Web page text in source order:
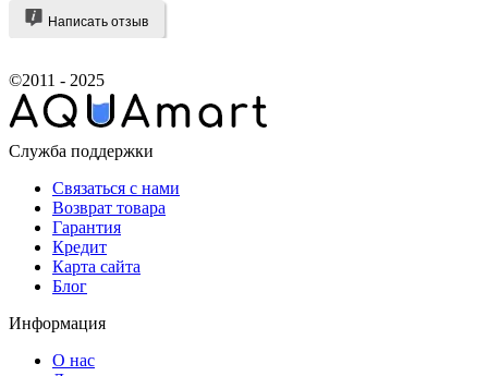
Написать отзыв
©2011 - 2025
Служба поддержки
Связаться с нами
Возврат товара
Гарантия
Кредит
Карта сайта
Блог
Информация
О нас